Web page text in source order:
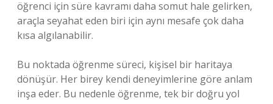
öğrenci için süre kavramı daha somut hale gelirken,
araçla seyahat eden biri için aynı mesafe çok daha
kısa algılanabilir.
Bu noktada öğrenme süreci, kişisel bir haritaya
dönüşür. Her birey kendi deneyimlerine göre anlam
inşa eder. Bu nedenle öğrenme, tek bir doğru yol